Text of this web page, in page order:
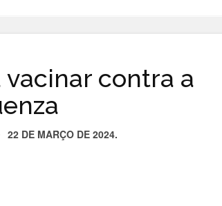
vacinar contra a
22 DE MARÇO DE 2024.